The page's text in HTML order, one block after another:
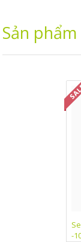
Sản phẩm
-